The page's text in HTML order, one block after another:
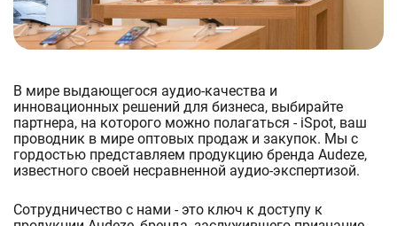
В мире выдающегося аудио-качества и
инновационных решений для бизнеса, выбирайте
партнера, на которого можно полагаться - iSpot, ваш
проводник в мире оптовых продаж и закупок. Мы с
гордостью представляем продукцию бренда Audeze,
известного своей несравненной аудио-экспертизой.
Сотрудничество с нами - это ключ к доступу к